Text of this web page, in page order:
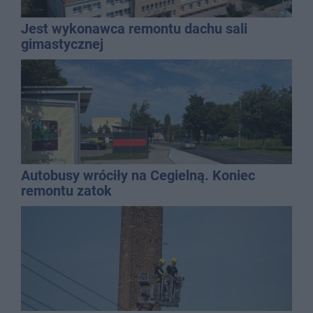
Jest wykonawca remontu dachu sali
gimastycznej
Autobusy wróciły na Cegielną. Koniec
remontu zatok